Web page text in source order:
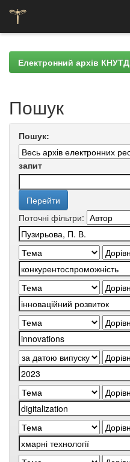
navigationЕлектронний архів КНУТД
Пошук
Пошук:
запит
Поточні фільтри: